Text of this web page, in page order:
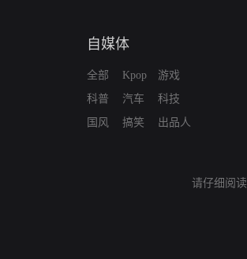
自媒体
全部
科普
国风
Kpop
汽车
搞笑
游戏
科技
出品人
请仔细阅读